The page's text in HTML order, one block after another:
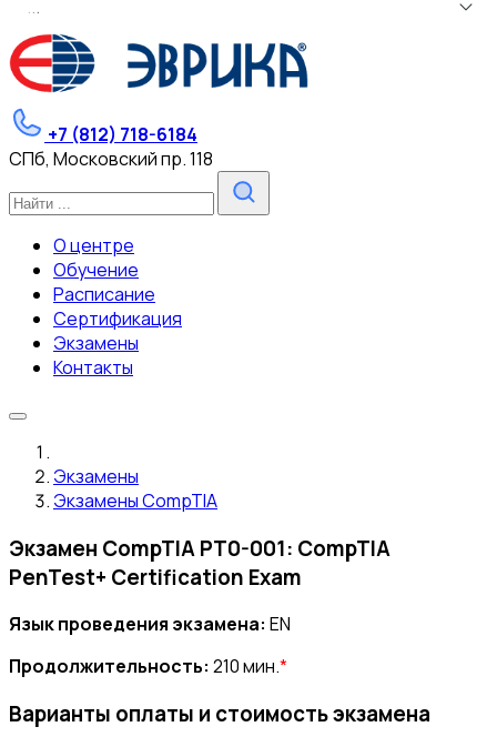
...
+7 (812) 718-6184
СПб, Московский пр. 118
О центре
Обучение
Расписание
Сертификация
Экзамены
Контакты
Экзамены
Экзамены CompTIA
Экзамен CompTIA PT0-001: CompTIA
PenTest+ Certification Exam
Язык проведения экзамена: EN
Продолжительность: 210 мин.*
Варианты оплаты и стоимость экзамена